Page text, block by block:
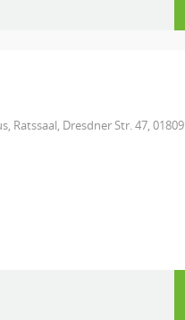
Ratssaal, Dresdner Str. 47, 01809